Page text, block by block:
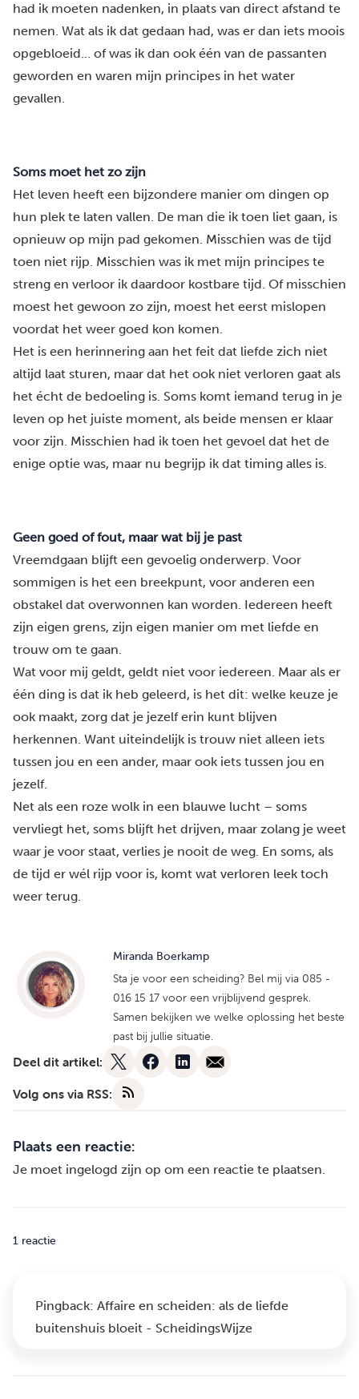
had ik moeten nadenken, in plaats van direct afstand te
nemen. Wat als ik dat gedaan had, was er dan iets moois
opgebloeid… of was ik dan ook één van de passanten
geworden en waren mijn principes in het water
gevallen.
Soms moet het zo zijn
Het leven heeft een bijzondere manier om dingen op
hun plek te laten vallen. De man die ik toen liet gaan, is
opnieuw op mijn pad gekomen. Misschien was de tijd
toen niet rijp. Misschien was ik met mijn principes te
streng en verloor ik daardoor kostbare tijd. Of misschien
moest het gewoon zo zijn, moest het eerst mislopen
voordat het weer goed kon komen.
Het is een herinnering aan het feit dat liefde zich niet
altijd laat sturen, maar dat het ook niet verloren gaat als
het écht de bedoeling is. Soms komt iemand terug in je
leven op het juiste moment, als beide mensen er klaar
voor zijn. Misschien had ik toen het gevoel dat het de
enige optie was, maar nu begrijp ik dat timing alles is.
Geen goed of fout, maar wat bij je past
Vreemdgaan blijft een gevoelig onderwerp. Voor
sommigen is het een breekpunt, voor anderen een
obstakel dat overwonnen kan worden. Iedereen heeft
zijn eigen grens, zijn eigen manier om met liefde en
trouw om te gaan.
Wat voor mij geldt, geldt niet voor iedereen. Maar als er
één ding is dat ik heb geleerd, is het dit: welke keuze je
ook maakt, zorg dat je jezelf erin kunt blijven
herkennen. Want uiteindelijk is trouw niet alleen iets
tussen jou en een ander, maar ook iets tussen jou en
jezelf.
Net als een roze wolk in een blauwe lucht – soms
vervliegt het, soms blijft het drijven, maar zolang je weet
waar je voor staat, verlies je nooit de weg. En soms, als
de tijd er wél rijp voor is, komt wat verloren leek toch
weer terug.
Miranda Boerkamp
Sta je voor een scheiding? Bel mij via 085 -
016 15 17 voor een vrijblijvend gesprek.
Samen bekijken we welke oplossing het beste
past bij jullie situatie.
Deel dit artikel:
Volg ons via RSS:
Plaats een reactie:
Je moet ingelogd zijn op om een reactie te plaatsen.
1 reactie
Pingback: Affaire en scheiden: als de liefde
buitenshuis bloeit - ScheidingsWijze